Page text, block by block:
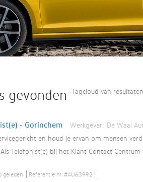
gevonden Tagcloud van resultaten
- Gorinchem Werkgever: De Waal
en houd je ervan om mensen
Telefonist(e) bij het Klant Contact Centrum
geleden Referentie nr: #AU63992